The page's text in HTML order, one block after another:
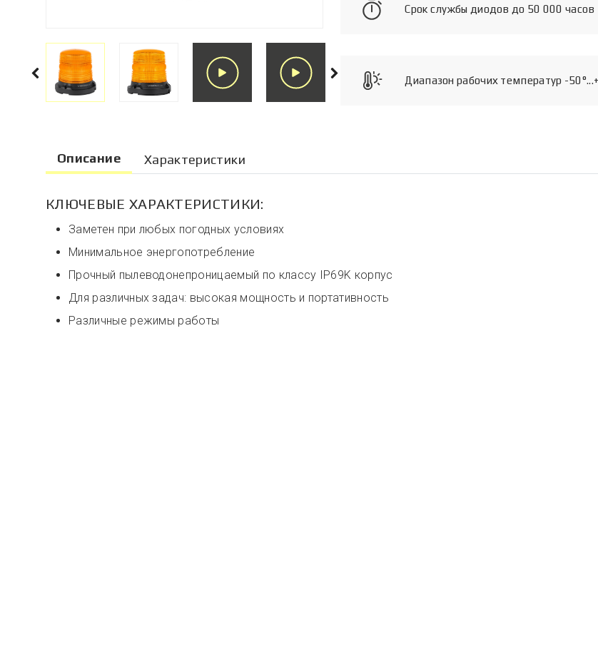
Срок службы диодов до 50 000 часов
Диапазон рабочих температур -
Описание Характеристики
КЛЮЧЕВЫЕ ХАРАКТЕРИСТИКИ:
Заметен при любых погодных условиях
Минимальное энергопотребление
Прочный пылеводонепроницаемый по классу IP69K корпус
Для различных задач: высокая мощность и портативность
Различные режимы работы